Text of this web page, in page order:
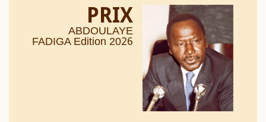
PRIX
ABDOULAYE
FADIGA Edition 2026